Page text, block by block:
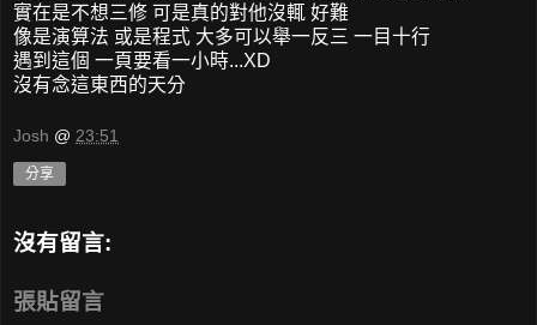
實在是不想三修 可是真的對他沒輒 好難
像是演算法 或是程式 大多可以舉一反三 一目十行
遇到這個 一頁要看一小時...XD
沒有念這東西的天分
Josh @ 23:51
分享
沒有留言:
張貼留言